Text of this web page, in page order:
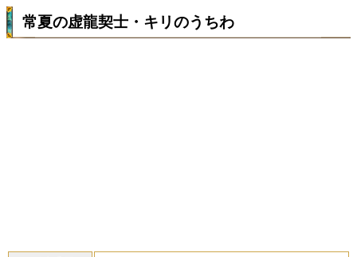
常夏の虚龍契士・キリのうちわ